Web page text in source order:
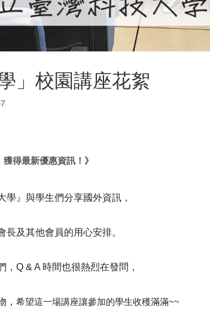
」校園講座花絮
獲得最新優惠資訊！》
學』與學生們分享國外資訊，
及其他會員的用心安排。
Q & A 時間也很熱烈在發問，
， 希望這一場講座讓參加的學生收穫滿滿~~